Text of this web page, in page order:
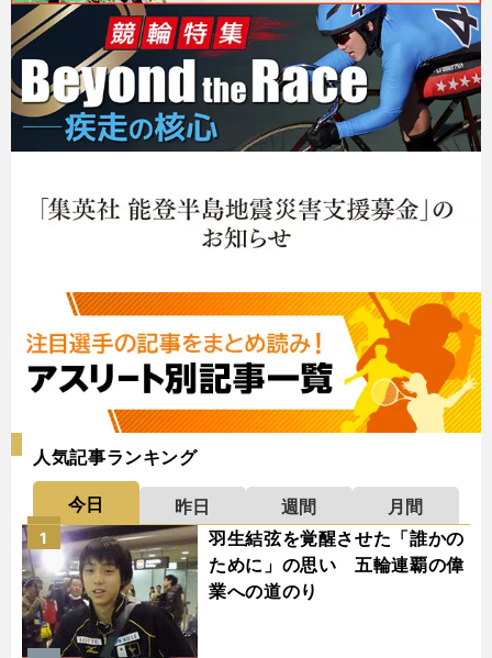
人気記事ランキング
今日 昨日 週間
月間
羽生結弦を覚醒させた「誰かの
ために」の思い 五輪連覇の偉
業への道のり
1